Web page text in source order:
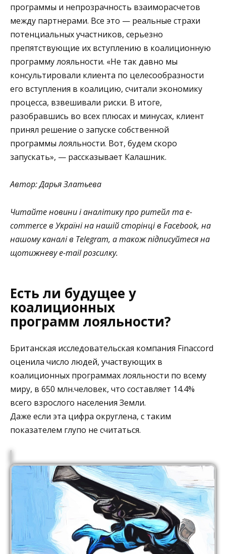
программы и непрозрачность взаиморасчетов
между партнерами. Все это — реальные страхи
потенциальных участников, серьезно
препятствующие их вступлению в коалиционную
программу лояльности. «Не так давно мы
консультировали клиента по целесообразности
его вступления в коалицию, считали экономику
процесса, взвешивали риски. В итоге,
разобравшись во всех плюсах и минусах, клиент
принял решение о запуске собственной
программы лояльности. Вот, будем скоро
запускать», — рассказывает Калашник.
Автор: Дарья Златьева
Читайте новини і аналітику про ритейл та e-
commerce в Україні на нашій сторінці в Facebook, на
нашому каналі в Telegram, а також підписуйтеся на
щотижневу e-mail розсилку.
Есть ли будущее у
коалиционных
программ лояльности?
Британская исследовательская компания Finaccord
оценила число людей, участвующих в
коалиционных программах лояльности по всему
миру, в 650 млн.человек, что составляет 14.4%
всего взрослого населения Земли.
Даже если эта цифра округлена, с таким
показателем глупо не считаться.